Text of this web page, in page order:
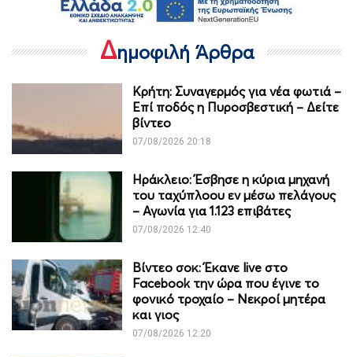
Δημοφιλή Άρθρα
Κρήτη: Συναγερμός για νέα φωτιά –
Επί ποδός η Πυροσβεστική – Δείτε
βίντεο
07/08/2026 20:18
Ηράκλειο: Έσβησε η κύρια μηχανή
του ταχύπλοου εν μέσω πελάγους
– Αγωνία για 1.123 επιβάτες
07/08/2026 12:40
Βίντεο σοκ: Έκανε live στο
Facebook την ώρα που έγινε το
φονικό τροχαίο – Νεκροί μητέρα
και γιος
07/08/2026 12:20